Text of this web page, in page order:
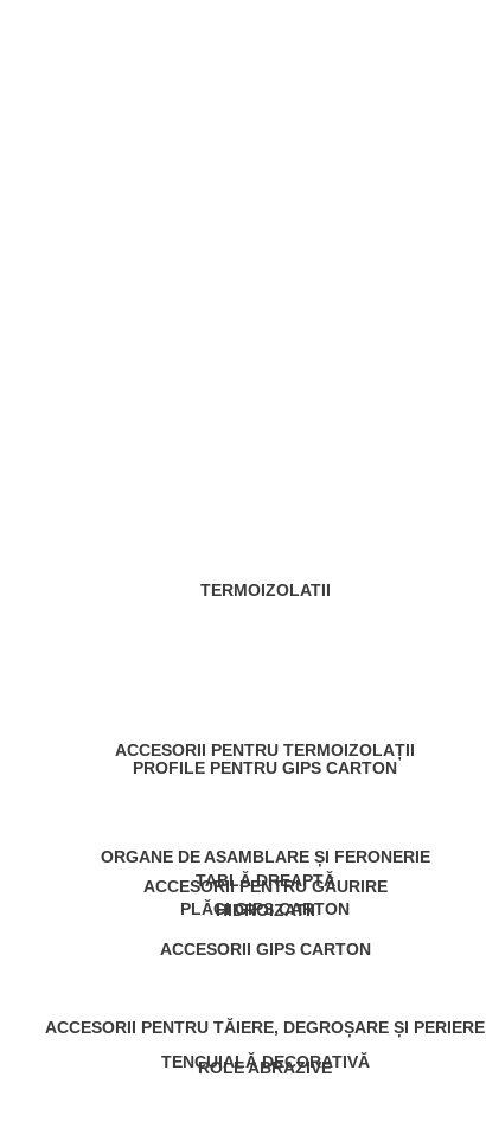
TERMOIZOLATII
ACCESORII PENTRU TERMOIZOLAȚII
HIDROIZATII
TABLĂ DREAPTĂ
PROFILE PENTRU GIPS CARTON
PLĂCI GIPS CARTON
ACCESORII GIPS CARTON
TENCUIALĂ DECORATIVĂ
ORGANE DE ASAMBLARE ȘI FERONERIE
ACCESORII PENTRU GĂURIRE
ACCESORII PENTRU TĂIERE, DEGROȘARE ȘI PERIERE
ROLE ABRAZIVE